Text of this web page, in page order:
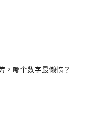
，哪个数字最懒惰？